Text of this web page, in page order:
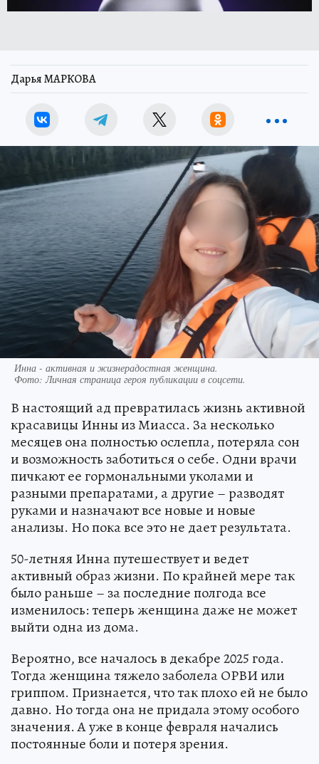
Дарья МАРКОВА
Инна - активная и жизнерадостная женщина.
Фото:Личная страница героя публикации в соцсети.
В настоящий ад превратилась жизнь активной
красавицы Инны из Миасса. За несколько
месяцев она полностью ослепла, потеряла сон
и возможность заботиться о себе. Одни врачи
пичкают ее гормональными уколами и
разными препаратами, а другие – разводят
руками и назначают все новые и новые
анализы. Но пока все это не дает результата.
50-летняя Инна путешествует и ведет
активный образ жизни. По крайней мере так
было раньше – за последние полгода все
изменилось: теперь женщина даже не может
выйти одна из дома.
Вероятно, все началось в декабре 2025 года.
Тогда женщина тяжело заболела ОРВИ или
гриппом. Признается, что так плохо ей не было
давно. Но тогда она не придала этому особого
значения. А уже в конце февраля начались
постоянные боли и потеря зрения.